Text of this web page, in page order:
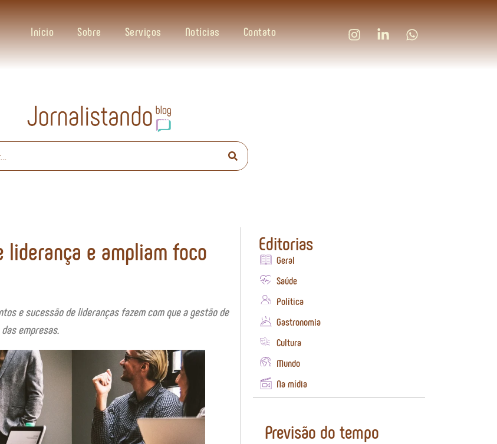
Início Sobre Serviços Notícias Contato
liderança e ampliam foco
e sucessão de lideranças fazem com que a gestão de
empresas.
Editorias
Geral
Saúde
Política
Gastronomia
Cultura
Mundo
Na mídia
Previsão do tempo